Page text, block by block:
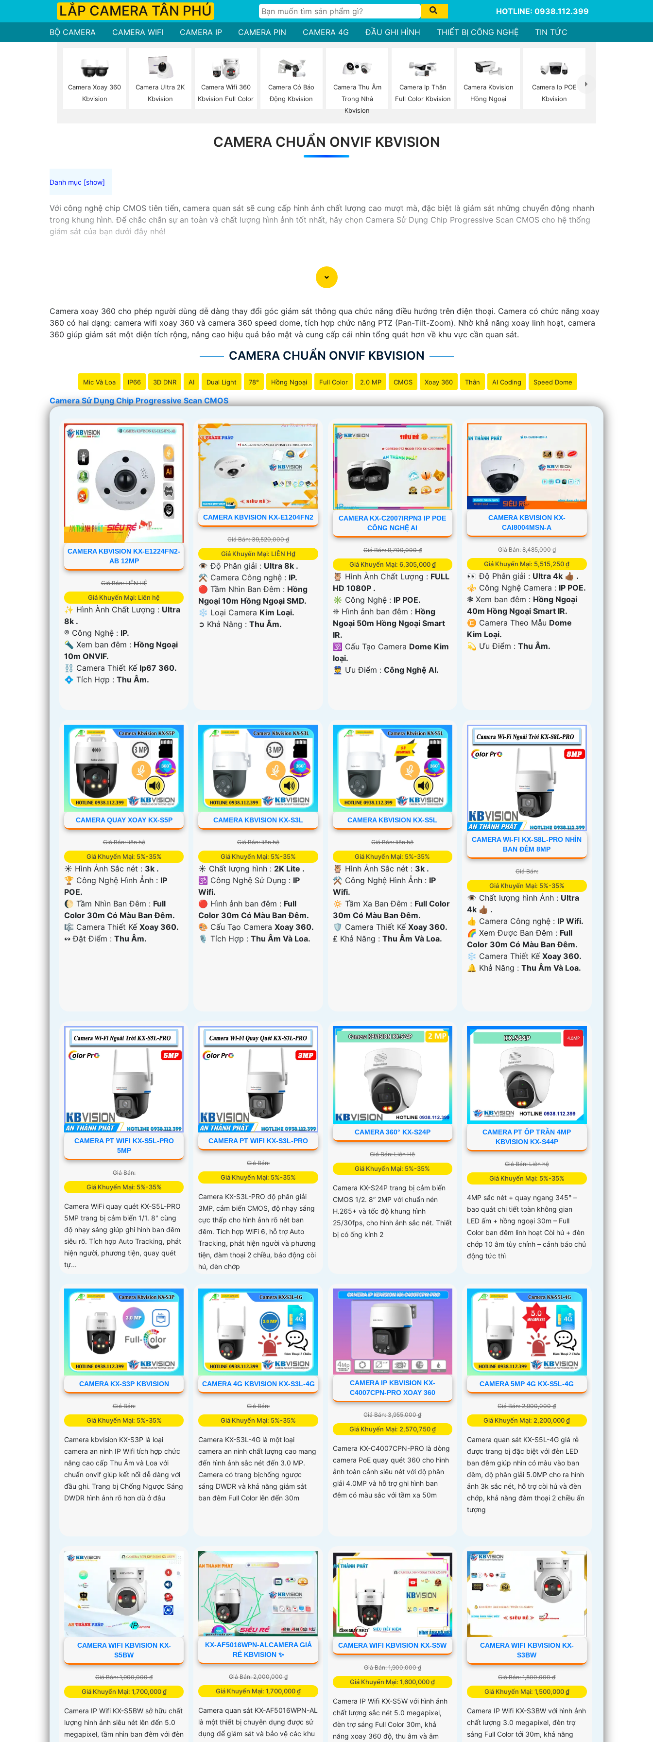
LẮP CAMERA TÂN PHÚ HOTLINE: 0938.112.399
BỘ CAMERA CAMERA WIFI CAMERA IP CAMERA PIN CAMERA 4G ĐẦU GHI HÌNH THIẾT BỊ CÔNG NGHỆ TIN TỨC
Camera Xoay 360
Kbvision
Camera Ultra 2K
Kbvision
Camera Wifi 360
Kbvision Full Color
Camera Có Báo
Động Kbvision
Camera Thu Âm
Trong Nhà
Kbvision
Camera Ip Thân
Full Color Kbvision
Camera Kbvision
Hồng Ngoại
Camera Ip POE
Kbvision
CAMERA CHUẨN ONVIF KBVISION
Với công nghệ chip CMOS tiên tiến, camera quan sát sẽ cung cấp hình ảnh chất lượng cao mượt mà, đặc biệt là giám sát những chuyển động nhanh
trong khung hình. Để chắc chắn sự an toàn và chất lượng hình ảnh tốt nhất, hãy chọn Camera Sử Dụng Chip Progressive Scan CMOS cho hệ thống
giám sát của bạn dưới đây nhé!
Camera xoay 360 cho phép người dùng dễ dàng thay đổi góc giám sát thông qua chức năng điều hướng trên điện thoại. Camera có chức năng xoay
360 có hai dạng: camera wifi xoay 360 và camera 360 speed dome, tích hợp chức năng PTZ (Pan-Tilt-Zoom). Nhờ khả năng xoay linh hoạt, camera
360 giúp giám sát một diện tích rộng, nâng cao hiệu quả bảo mật và cung cấp cái nhìn tổng quát hơn về khu vực cần quan sát.
CAMERA CHUẨN ONVIF KBVISION
Mic Và Loa IP66 3D DNR AI Dual Light 78° Hồng Ngoại Full Color 2.0 MP CMOS Xoay 360 Thân AI Coding Speed Dome
Camera Sử Dụng Chip Progressive Scan CMOS
CAMERA KBVISION KX-E1224FN2-
AB 12MP
Giá Bán: LIÊN HỆ
Giá Khuyến Mại: Liên hệ
✨ Hình Ành Chất Lượng : Ultra
8k .
®️ Công Nghệ : IP.
🔦 Xem ban đêm : Hồng Ngoại
10m ONVIF.
⛓ Camera Thiết Kế Ip67 360.
️💠 Tích Hợp : Thu Âm.
CAMERA KBVISION KX-E1204FN2
Giá Bán: 39,520,000 ₫
Giá Khuyến Mại: LIÊN H₫
👁 Độ Phân giải : Ultra 8k .
⚒ Camera Công nghệ : IP.
🔴 Tầm Nhìn Ban Đêm : Hồng
Ngoại 10m Hồng Ngoại SMD.
❄ Loại Camera Kim Loại.
️➲ Khả Năng :Thu Âm.
CAMERA KX-C2007IRPN3 IP POE
CÔNG NGHỆ AI
Giá Bán: 9,700,000 ₫
Giá Khuyến Mại: 6,305,000 ₫
🦉 Hình Ành Chất Lượng : FULL
HD 1080P .
✳️ Công Nghệ : IP POE.
❈ Hình ảnh ban đêm : Hồng
Ngoại 50m Hồng Ngoại Smart
IR.
🕉️ Cấu Tạo Camera Dome Kim
loại.
️👮 Ưu Điểm : Công Nghệ AI.
CAMERA KBVISION KX-
CAI8004MSN-A
Giá Bán: 8,485,000 ₫
Giá Khuyến Mại: 5,515,250 ₫
👀 Độ Phân giải : Ultra 4k 👍🏾 .
⚜️ Công Nghệ Camera : IP POE.
❃ Xem ban đêm : Hồng Ngoại
40m Hồng Ngoại Smart IR.
♊ Camera Theo Mẫu Dome
Kim Loại.
️💫 Ưu Điểm :Thu Âm.
CAMERA QUAY XOAY KX-S5P
Giá Bán: liên hệ
Giá Khuyến Mại: 5%-35%
☀️ Hình Ảnh Sắc nét : 3k .
🏆 Công Nghệ Hình Ảnh : IP
POE.
🌔 Tầm Nhìn Ban Đêm : Full
Color 30m Có Màu Ban Ðêm.
🎼️ Camera Thiết Kế Xoay 360.
️↭ Đặt Điểm : Thu Âm.
CAMERA KBVISION KX-S3L
Giá Bán: liên hệ
Giá Khuyến Mại: 5%-35%
☀️ Chất lượng hình : 2K Lite .
🕉️ Công Nghệ Sử Dụng : IP
Wifi.
🔴 Hình ảnh ban đêm : Full
Color 30m Có Màu Ban Ðêm.
🎨 Cấu Tạo CameraXoay 360.
️🎙 Tích Hợp :Thu Âm Và Loa.
CAMERA KBVISION KX-S5L
Giá Bán: liên hệ
Giá Khuyến Mại: 5%-35%
🦉 Hình Ảnh Sắc nét : 3k .
⚒ Công Nghệ Hình Ảnh : IP
Wifi.
🔅 Tầm Xa Ban Đêm : Full Color
30m Có Màu Ban Ðêm.
🛡 Camera Thiết Kế Xoay 360.
️₤ Khả Năng : Thu Âm Và Loa.
CAMERA WI-FI KX-S8L-PRO NHÌN
BAN ĐÊM 8MP
Giá Bán:
Giá Khuyến Mại: 5%-35%
👁 Chất lượng hình Ảnh : Ultra
4k 👍🏾 .
👍 Camera Công nghệ : IP Wifi.
🌈 Xem Được Ban Đêm : Full
Color 30m Có Màu Ban Ðêm.
❄ Camera Thiết KếXoay 360.
️🔔 Khả Năng :Thu Âm Và Loa.
CAMERA PT WIFI KX-S5L-PRO
5MP
Giá Bán:
Giá Khuyến Mại: 5%-35%
Camera WiFi quay quét KX-S5L-PRO
5MP trang bị cảm biến 1/1. 8" cùng
độ nhạy sáng giúp ghi hình ban đêm
siêu rõ. Tích hợp Auto Tracking, phát
hiện người, phương tiện, quay quét
tự...
CAMERA PT WIFI KX-S3L-PRO
Giá Bán:
Giá Khuyến Mại: 5%-35%
Camera KX-S3L-PRO độ phân giải
3MP, cảm biến CMOS, độ nhạy sáng
cực thấp cho hình ảnh rõ nét ban
đêm. Tích hợp WiFi 6, hỗ trợ Auto
Tracking, phát hiện người và phương
tiện, đàm thoại 2 chiều, báo động còi
hú, đèn chớp
CAMERA 360° KX-S24P
Giá Bán: Liên Hệ
Giá Khuyến Mại: 5%-35%
Camera KX-S24P trang bị cảm biến
CMOS 1/2. 8” 2MP với chuẩn nén
H.265+ và tốc độ khung hình
25/30fps, cho hình ảnh sắc nét. Thiết
bị có ống kính 2
CAMERA PT ỐP TRẦN 4MP
KBVISION KX-S44P
Giá Bán: Liên hệ
Giá Khuyến Mại: 5%-35%
4MP sắc nét + quay ngang 345° –
bao quát chi tiết toàn không gian
LED ấm + hồng ngoại 30m – Full
Color ban đêm linh hoạt Còi hú + đèn
chớp 10 âm tùy chỉnh – cảnh báo chủ
động tức thì
CAMERA KX-S3P KBVISION
Giá Bán:
Giá Khuyến Mại: 5%-35%
Camera kbvision KX-S3P là loại
camera an ninh IP Wifi tích hợp chức
năng cao cấp Thu Âm và Loa với
chuẩn onvif giúp kết nối dễ dàng với
đầu ghi. Trang bị Chống Ngược Sáng
DWDR hình ảnh rõ hơn dù ở đâu
CAMERA 4G KBVISION KX-S3L-4G
Giá Bán:
Giá Khuyến Mại: 5%-35%
Camera KX-S3L-4G là một loại
camera an ninh chất lượng cao mang
đến hình ảnh sắc nét đến 3.0 MP.
Camera có trang bịchống ngược
sáng DWDR và khả năng giám sát
ban đêm Full Color lên đến 30m
CAMERA IP KBVISION KX-
C4007CPN-PRO XOAY 360
Giá Bán: 3,955,000 ₫
Giá Khuyến Mại: 2,570,750 ₫
Camera KX-C4007CPN-PRO là dòng
camera PoE quay quét 360 cho hình
ảnh toàn cảnh siêu nét với độ phân
giải 4.0MP và hỗ trợ ghi hình ban
đêm có màu sắc với tầm xa 50m
CAMERA 5MP 4G KX-S5L-4G
Giá Bán: 2,900,000 ₫
Giá Khuyến Mại: 2,200,000 ₫
Camera quan sát KX-S5L-4G giá rẻ
được trang bị đặc biệt với đèn LED
ban đêm giúp nhìn có màu vào ban
đêm, độ phân giải 5.0MP cho ra hình
ảnh 3k sắc nét, hỗ trợ còi hú và đèn
chớp, khả năng đàm thoại 2 chiều ấn
tượng
CAMERA WIFI KBVISION KX-
S5BW
Giá Bán: 1,900,000 ₫
Giá Khuyến Mại: 1,700,000 ₫
Camera IP Wifi KX-S5BW sở hữu chất
lượng hình ảnh siêu nét lên đến 5.0
megapixel, tầm nhìn ban đêm với đèn
KX-AF5016WPN-ALCAMERA GIÁ
RẺ KBVISION ✨
Giá Bán: 2,000,000 ₫
Giá Khuyến Mại: 1,700,000 ₫
Camera quan sát KX-AF5016WPN-AL
là một thiết bị chuyên dụng được sử
dụng để giám sát và bảo vệ các khu
CAMERA WIFI KBVISION KX-S5W
Giá Bán: 1,900,000 ₫
Giá Khuyến Mại: 1,600,000 ₫
Camera IP Wifi KX-S5W với hình ảnh
chất lượng sắc nét 5.0 megapixel,
đèn trợ sáng Full Color 30m, khả
năng xoay 360 độ, thu âm và âm
CAMERA WIFI KBVISION KX-
S3BW
Giá Bán: 1,800,000 ₫
Giá Khuyến Mại: 1,500,000 ₫
Camera IP Wifi KX-S3BW với hình ảnh
chất lượng 3.0 megapixel, đèn trợ
sáng Full Color tới 30m, khả năng